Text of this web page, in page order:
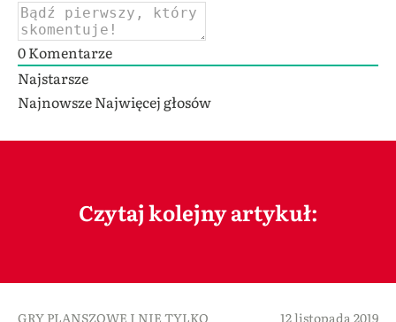
0Komentarze
Najstarsze
NajnowszeNajwięcej głosów
Czytaj kolejny artykuł:
GRY PLANSZOWE I NIE TYLKO 12 listopada 2019